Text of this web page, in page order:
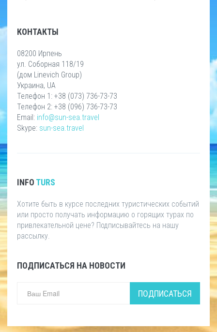
КОНТАКТЫ
08200 Ирпень
ул. Соборная 118/19
(дом Linevich Group)
Украина, UA
Телефон 1: +38 (073) 736-73-73
Телефон 2: +38 (096) 736-73-73
Email: info@sun-sea.travel
Skype: sun-sea.travel
INFO TURS
Хотите быть в курсе последних туристических событий
или просто получать информацию о горящих турах по
привлекательной цене? Подписывайтесь на нашу
рассылку.
ПОДПИСАТЬСЯ НА НОВОСТИ
ПОДПИСАТЬСЯ